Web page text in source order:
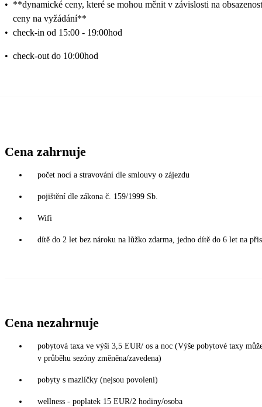
• **dynamické ceny, které se mohou měnit v závislosti na
ceny na vyžádání**
• check-in od 15:00 - 19:00hod
• check-out do 10:00hod
Cena zahrnuje
počet nocí a stravování dle smlouvy o zájezdu
pojištění dle zákona č. 159/1999 Sb.
Wifi
dítě do 2 let bez nároku na lůžko zdarma, jedno dítě do 6 let na
Cena nezahrnuje
pobytová taxa ve výši 3,5 EUR/ os a noc (Výše pobytové taxy
v průběhu sezóny změněna/zavedena)
pobyty s mazlíčky (nejsou povoleni)
wellness - poplatek 15 EUR/2 hodiny/osoba